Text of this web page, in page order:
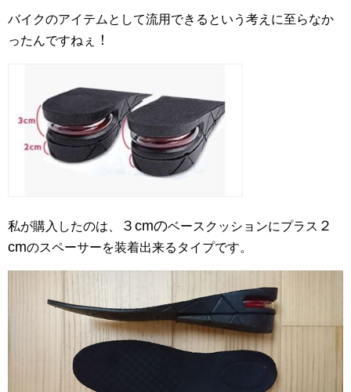
バイクのアイテムとして流用できるという考えに至らなか
ったんですねぇ
！
私が購入したのは、 ３cmのベースクッションにプラス ２
cmのスペーサーを装着出来るタイプです。